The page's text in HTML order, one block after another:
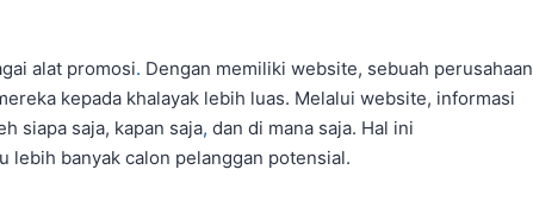
alat promosi. Dengan memiliki website, sebuah perusahaan
kepada khalayak lebih luas. Melalui website, informasi
siapa saja, kapan saja, dan di mana saja. Hal ini
lebih banyak calon pelanggan potensial.